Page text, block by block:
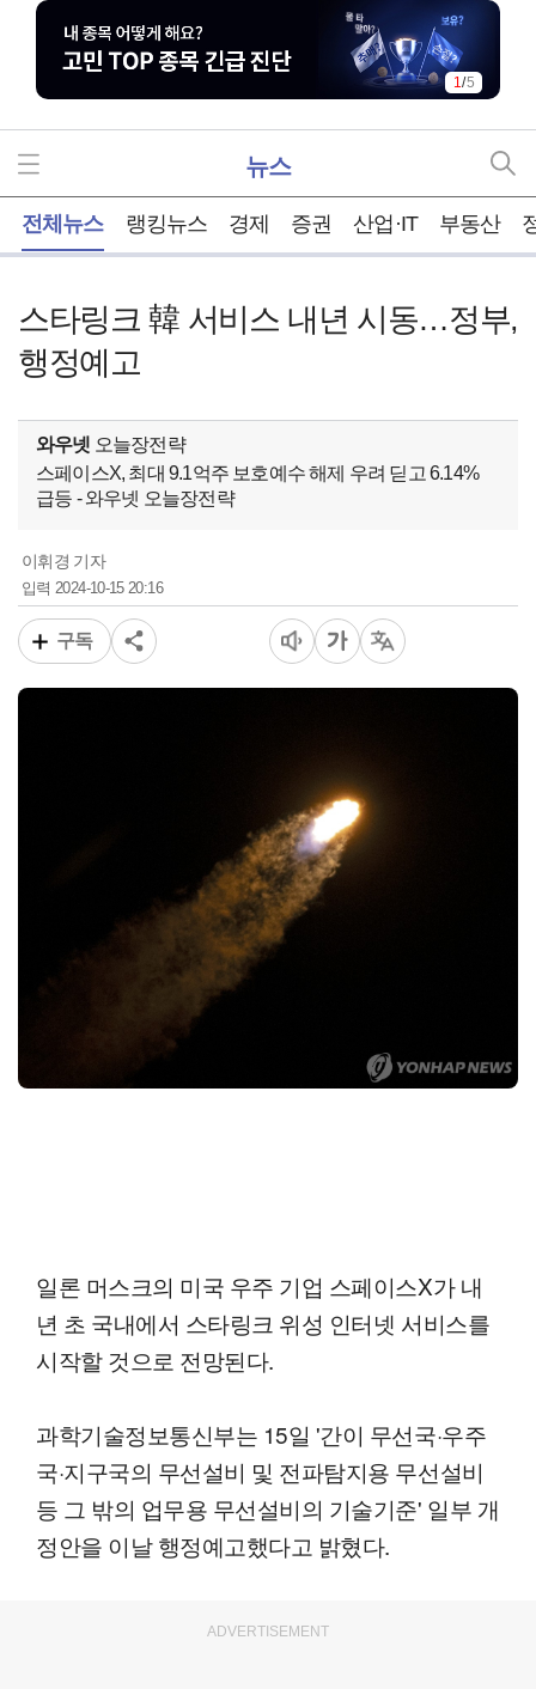
1/5
뉴스
전체뉴스 랭킹뉴스 경제 증권 산업·IT 부동산
스타링크 韓 서비스 내년 시동…정부,
행정예고
와우넷 오늘장전략
스페이스X, 최대 9.1억주 보호예수 해제 우려 딛고 6.14%
급등 - 와우넷 오늘장전략
이휘경 기자
입력2024-10-15 20:16
구독
일론 머스크의 미국 우주 기업 스페이스X가 내
년 초 국내에서 스타링크 위성 인터넷 서비스를
시작할 것으로 전망된다.
과학기술정보통신부는 15일 '간이 무선국·우주
국·지구국의 무선설비 및 전파탐지용 무선설비
등 그 밖의 업무용 무선설비의 기술기준' 일부 개
정안을 이날 행정예고했다고 밝혔다.
ADVERTISEMENT